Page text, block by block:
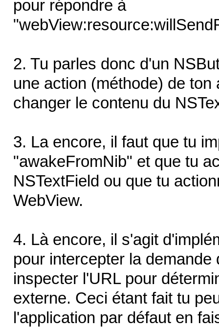
pour répondre à
2. Tu parles donc d'un
une action (méthode) de
changer le contenu du
3. La encore, il faut que tu
"awakeFromNib" et que tu
NSTextField ou que tu
WebView.
4. Là encore, il s'agit
pour intercepter la
inspecter l'URL pour
externe. Ceci étant fait tu
l'application par défaut en